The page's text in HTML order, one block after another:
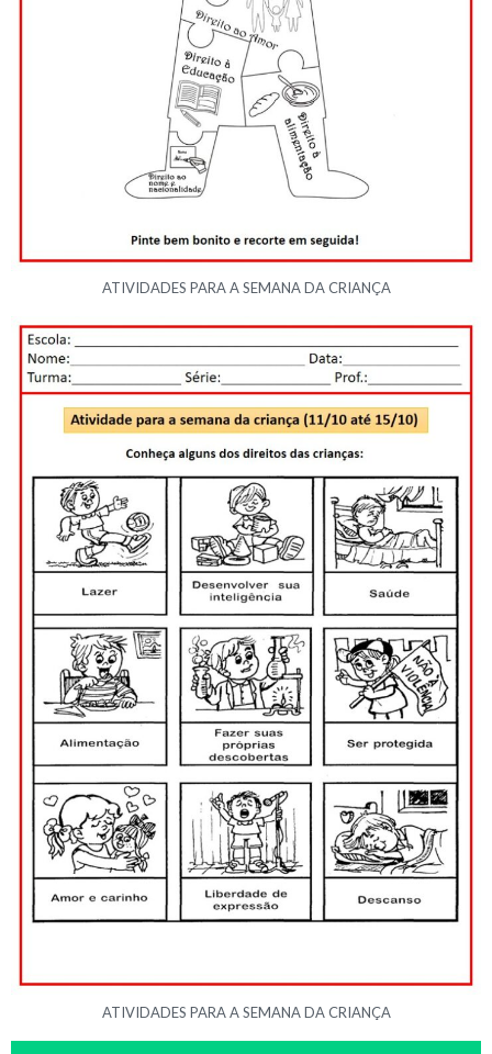
ATIVIDADES PARA A SEMANA DA CRIANÇA
ATIVIDADES PARA A SEMANA DA CRIANÇA